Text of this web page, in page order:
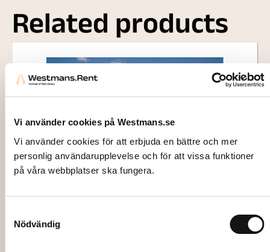
Vi använder cookies på Westmans.se
Vi använder cookies för att erbjuda en bättre och mer
personlig användarupplevelse och för att vissa funktioner
på våra webbplatser ska fungera.
Nödvändig
Related products